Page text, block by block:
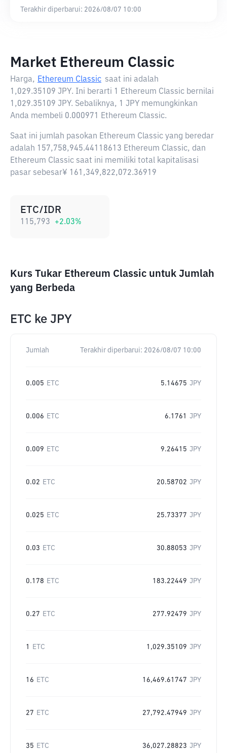
Terakhir diperbarui: 2026/08/07 10:00
Market Ethereum Classic
Harga, Ethereum Classic saat ini adalah
1,029.35109 JPY. Ini berarti 1 Ethereum Classic bernilai
1,029.35109 JPY. Sebaliknya, 1 JPY memungkinkan
Anda membeli 0.000971 Ethereum Classic.
Saat ini jumlah pasokan Ethereum Classic yang beredar
adalah 157,758,945.44118613 Ethereum Classic, dan
Ethereum Classic saat ini memiliki total kapitalisasi
pasar sebesar¥ 161,349,822,072.36919
ETC/IDR
115,793 +2.03%
Kurs Tukar Ethereum Classic untuk Jumlah
yang Berbeda
ETC ke JPY
Jumlah Terakhir diperbarui: 2026/08/07 10:00
0.005 ETC 5.14675 JPY
0.006 ETC 6.1761 JPY
0.009 ETC 9.26415 JPY
0.02 ETC 20.58702 JPY
0.025 ETC 25.73377 JPY
0.03 ETC 30.88053 JPY
0.178 ETC 183.22449 JPY
0.27 ETC 277.92479 JPY
1 ETC 1,029.35109 JPY
16 ETC 16,469.61747 JPY
27 ETC 27,792.47949 JPY
35 ETC 36,027.28823 JPY